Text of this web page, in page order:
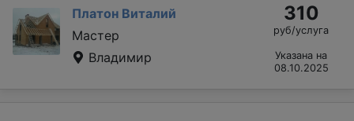
Платон Виталий
Мастер
Владимир
310
руб/услуга
Указана на
08.10.2025